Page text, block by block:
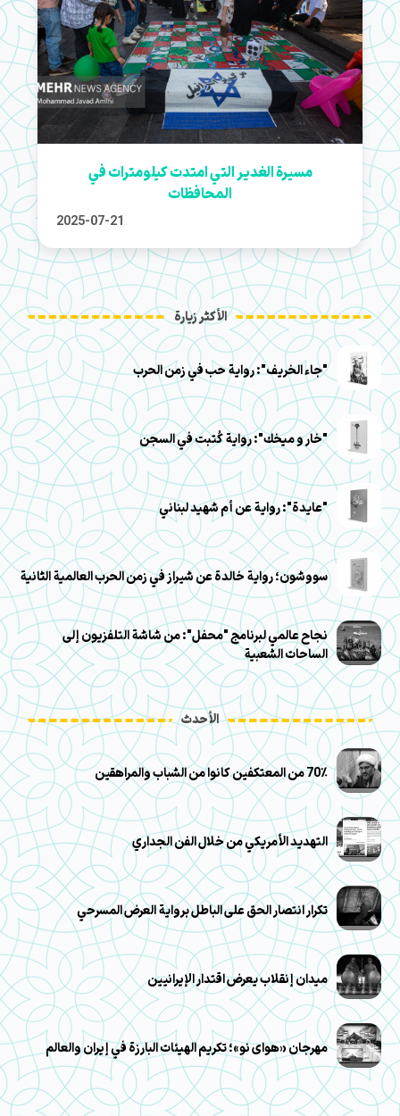
مسيرة الغدير التي امتدت كيلومترات في
المحافظات
2025-07-21
الأكثر زيارة
"جاء الخريف": رواية حب في زمن الحرب
"خار و ميخك": رواية كُتبت في السجن
"عايدة": رواية عن أم شهيد لبناني
سووشون؛ رواية خالدة عن شيراز في زمن الحرب العالمية الثانية
نجاح عالمي لبرنامج "محفل": من شاشة التلفزيون إلى
الساحات الشعبية
الأحدث
70٪ من المعتكفين كانوا من الشباب والمراهقين
التهديد الأمريكي من خلال الفن الجداري
تكرار انتصار الحق على الباطل برواية العرض المسرحي
ميدان إنقلاب يعرض اقتدار الإيرانيين
مهرجان «هوای نو»؛ تكريم الهيئات البارزة في إيران والعالم